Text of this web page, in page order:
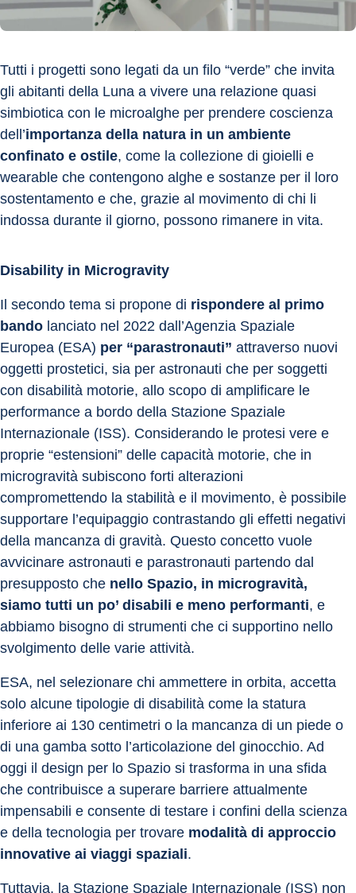
Tutti i progetti sono legati da un filo “verde” che invita
gli abitanti della Luna a vivere una relazione quasi
simbiotica con le microalghe per prendere coscienza
dell’importanza della natura in un ambiente
confinato e ostile, come la collezione di gioielli e
wearable che contengono alghe e sostanze per il loro
sostentamento e che, grazie al movimento di chi li
indossa durante il giorno, possono rimanere in vita.
Disability in Microgravity
Il secondo tema si propone di rispondere al primo
bando lanciato nel 2022 dall’Agenzia Spaziale
Europea (ESA) per “parastronauti” attraverso nuovi
oggetti prostetici, sia per astronauti che per soggetti
con disabilità motorie, allo scopo di amplificare le
performance a bordo della Stazione Spaziale
Internazionale (ISS). Considerando le protesi vere e
proprie “estensioni” delle capacità motorie, che in
microgravità subiscono forti alterazioni
compromettendo la stabilità e il movimento, è possibile
supportare l’equipaggio contrastando gli effetti negativi
della mancanza di gravità. Questo concetto vuole
avvicinare astronauti e parastronauti partendo dal
presupposto che nello Spazio, in microgravità,
siamo tutti un po’ disabili e meno performanti, e
abbiamo bisogno di strumenti che ci supportino nello
svolgimento delle varie attività.
ESA, nel selezionare chi ammettere in orbita, accetta
solo alcune tipologie di disabilità come la statura
inferiore ai 130 centimetri o la mancanza di un piede o
di una gamba sotto l’articolazione del ginocchio. Ad
oggi il design per lo Spazio si trasforma in una sfida
che contribuisce a superare barriere attualmente
impensabili e consente di testare i confini della scienza
e della tecnologia per trovare modalità di approccio
innovative ai viaggi spaziali.
Tuttavia, la Stazione Spaziale Internazionale (ISS) non